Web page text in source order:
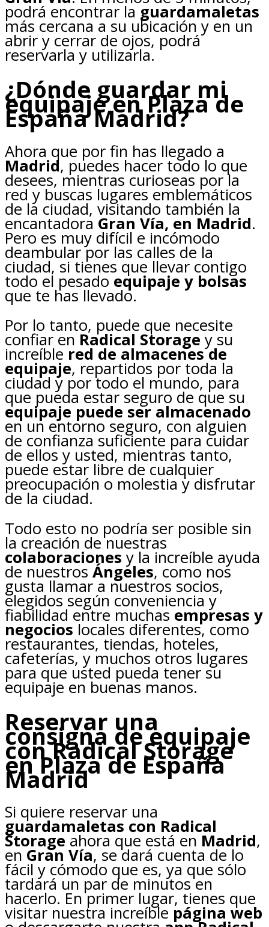
podrá encontrar la guardamaletas
más cercana a su ubicación y en un
abrir y cerrar de ojos, podrá
reservarla y utilizarla.
¿Dónde guardar mi
equipaje en Plaza de
España Madrid?
Ahora que por fin has llegado a
Madrid, puedes hacer todo lo que
desees, mientras curioseas por la
red y buscas lugares emblemáticos
de la ciudad, visitando también la
encantadora Gran Vía, en Madrid.
Pero es muy difícil e incómodo
deambular por las calles de la
ciudad, si tienes que llevar contigo
todo el pesado equipaje y bolsas
que te has llevado.
Por lo tanto, puede que necesite
confiar en Radical Storage y su
increíble red de almacenes de
equipaje, repartidos por toda la
ciudad y por todo el mundo, para
que pueda estar seguro de que su
equipaje puede ser almacenado
en un entorno seguro, con alguien
de confianza suficiente para cuidar
de ellos y usted, mientras tanto,
puede estar libre de cualquier
preocupación o molestia y disfrutar
de la ciudad.
Todo esto no podría ser posible sin
la creación de nuestras
colaboraciones y la increíble ayuda
de nuestros Ángeles, como nos
gusta llamar a nuestros socios,
elegidos según conveniencia y
fiabilidad entre muchas empresas y
negocios locales diferentes, como
restaurantes, tiendas, hoteles,
cafeterías, y muchos otros lugares
para que usted pueda tener su
equipaje en buenas manos.
Reservar una
consigna de equipaje
con Radical Storage
en Plaza de España
Madrid
Si quiere reservar una
guardamaletas con Radical
Storage ahora que está en Madrid,
en Gran Vía, se dará cuenta de lo
fácil y cómodo que es, ya que sólo
tardará un par de minutos en
hacerlo. En primer lugar, tienes que
visitar nuestra increíble página web